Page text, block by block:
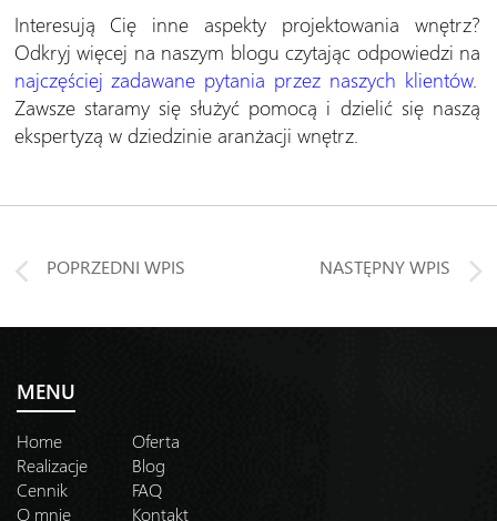
Interesują Cię inne aspekty projektowania wnętrz?
Odkryj więcej na naszym blogu czytając odpowiedzi na
najczęściej zadawane pytania przez naszych klientów.
Zawsze staramy się służyć pomocą i dzielić się naszą
ekspertyzą w dziedzinie aranżacji wnętrz.
POPRZEDNI WPIS NASTĘPNY WPIS
MENU
Home
Oferta
Realizacje
Blog
Cennik
FAQ
O mnie
Kontakt